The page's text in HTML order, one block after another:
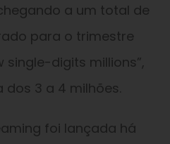
a um total de
para o trimestre
single-digits millions”,
3 a 4 milhões.
foi lançada há